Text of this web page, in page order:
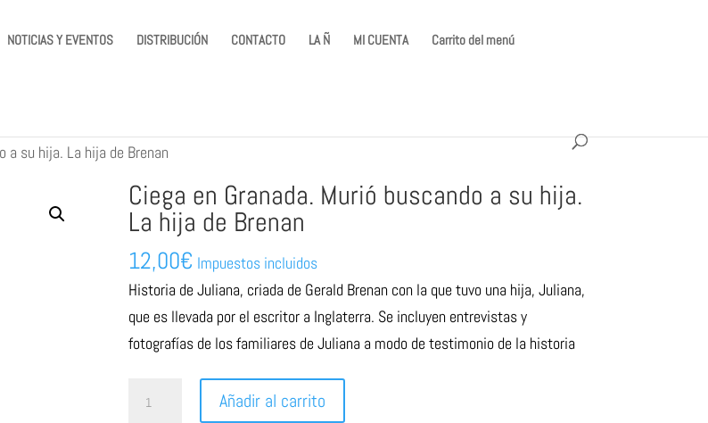
NOTICIAS Y EVENTOS DISTRIBUCIÓN CONTACTO LA Ñ MI CUENTA Carrito del menú
a su hija. La hija de Brenan
Ciega en Granada. Murió buscando a su hija.
La hija de Brenan
12,00€ Impuestos incluidos
Historia de Juliana, criada de Gerald Brenan con la que tuvo una hija, Juliana,
que es llevada por el escritor a Inglaterra. Se incluyen entrevistas y
fotografías de los familiares de Juliana a modo de testimonio de la historia
Añadir al carrito